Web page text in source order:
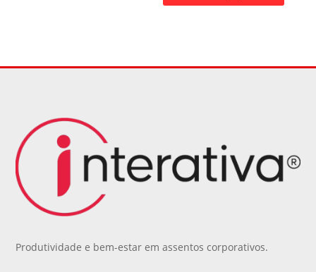
Produtividade e bem-estar em assentos corporativos.